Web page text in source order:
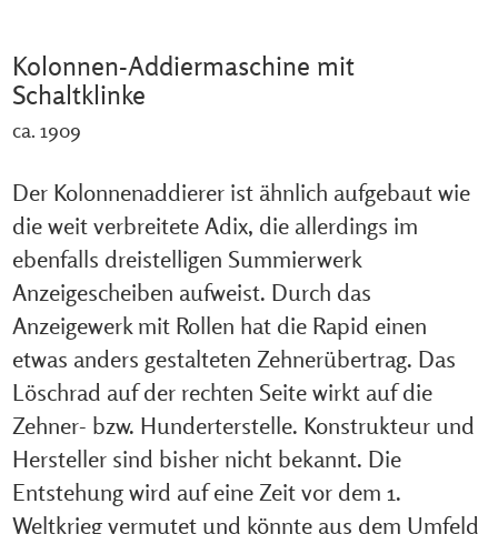
Kolonnen-Addiermaschine mit
Schaltklinke
ca. 1909
Der Kolonnenaddierer ist ähnlich aufgebaut wie
die weit verbreitete Adix, die allerdings im
ebenfalls dreistelligen Summierwerk
Anzeigescheiben aufweist. Durch das
Anzeigewerk mit Rollen hat die Rapid einen
etwas anders gestalteten Zehnerübertrag. Das
Löschrad auf der rechten Seite wirkt auf die
Zehner- bzw. Hunderterstelle. Konstrukteur und
Hersteller sind bisher nicht bekannt. Die
Entstehung wird auf eine Zeit vor dem 1.
Weltkrieg vermutet und könnte aus dem Umfeld